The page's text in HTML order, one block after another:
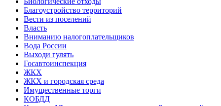
Благоустройство территорий
Вести из поселений
Власть
Вниманию налогоплательщиков
Вода России
Выходи гулять
Госавтоинспекция
ЖКХ
ЖКХ и городская среда
Имущественные торги
КОБДД